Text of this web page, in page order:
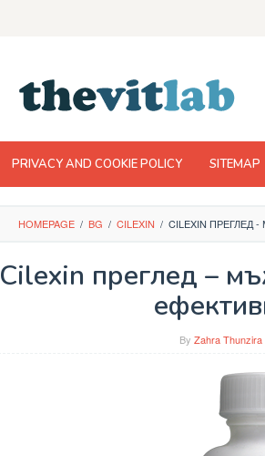
PRIVACY AND COOKIE POLICY SITEMAP
HOMEPAGE / BG / CILEXIN / CILEXIN
Cilexin преглед –
By Zahra Thunzira